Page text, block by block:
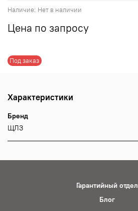
Наличие: Нет в наличии
Под заказ
Цена по запросу
Характеристики
Бренд
ЩЛЗ
Гарантийный отдел
Блог